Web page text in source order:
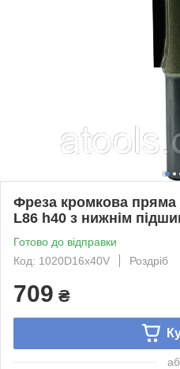
Фреза кромкова пряма
L86 h40 з нижнім
Готово до відправки
Код: 1020D16x40V
Роздріб
709 ₴